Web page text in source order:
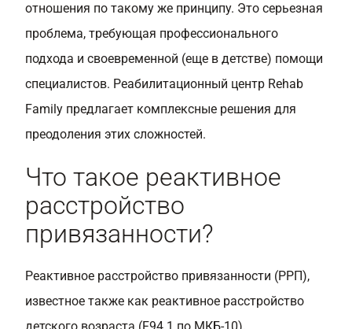
отношения по такому же принципу. Это серьезная
проблема, требующая профессионального
подхода и своевременной (еще в детстве) помощи
специалистов. Реабилитационный центр Rehab
Family предлагает комплексные решения для
преодоления этих сложностей.
Что такое реактивное
расстройство
привязанности?
Реактивное расстройство привязанности (РРП),
известное также как реактивное расстройство